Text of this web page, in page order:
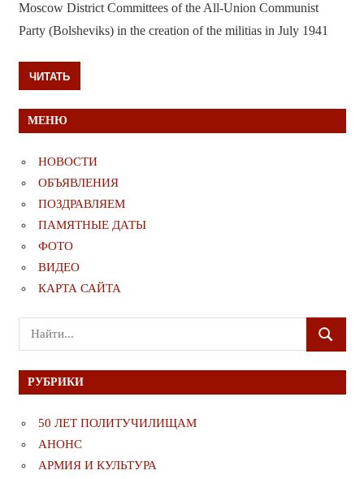
Moscow District Committees of the All-Union Communist
Party (Bolsheviks) in the creation of the militias in July 1941
ЧИТАТЬ
МЕНЮ
НОВОСТИ
ОБЪЯВЛЕНИЯ
ПОЗДРАВЛЯЕМ
ПАМЯТНЫЕ ДАТЫ
ФОТО
ВИДЕО
КАРТА САЙТА
Поиск
для:
ПОИСК
РУБРИКИ
50 ЛЕТ ПОЛИТУЧИЛИЩАМ
АНОНС
АРМИЯ И КУЛЬТУРА